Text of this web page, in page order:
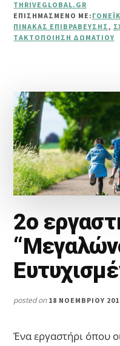
ΤΟ
ΣΟΥ
ΤΟΥ
ΧΩΡΊΣ
THRIVEGLOBAL.GR
ΕΠΙΣΗΜΑΣΜΈΝΟ ΜΕ:
ΠΊΝΑΚΑΣ ΕΠΙΒΡΆΒΕΥΣΗΣ ,
ΤΑΚΤΟΠΟΊΗΣΗ ΔΩΜΑΤΊΟΥ
2o
posted on 18 ΝΟΕΜΒΡΊΟΥ
Ένα εργαστήρι όπου